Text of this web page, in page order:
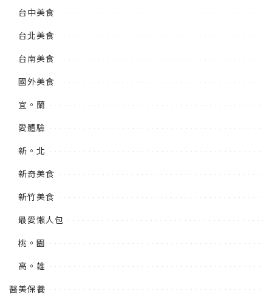
台中美食
台北美食
台南美食
國外美食
宜。蘭
愛體驗
新。北
新奇美食
新竹美食
最愛懶人包
桃。園
高。雄
醫美保養